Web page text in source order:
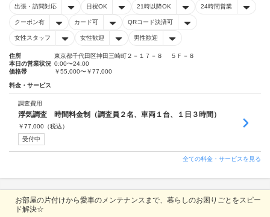
出張・訪問対応 日祝OK 21時以降OK 24時間営業
クーポン有 カード可 QRコード決済可
女性スタッフ 女性歓迎 男性歓迎
住所
東京都千代田区神田三崎町２－１７－８ ５Ｆ－８
本日の営業状況 0:00〜24:00
価格帯
￥55,000〜￥77,000
料金・サービス
調査費用
浮気調査 時間料金制（調査員２名、車両１台、１日３時間）
￥77,000 （税込）
受付中
全ての料金・サービスを見る
お部屋の片付けから愛車のメンテナンスまで、暮らしのお困りごとをスピー
ド解決☆